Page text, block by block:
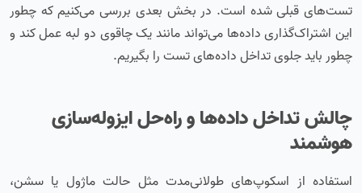
تست‌های قبلی شده است. در بخش بعدی بررسی می‌کنیم که چطور
این اشتراک‌گذاری داده‌ها می‌تواند مانند یک چاقوی دو لبه عمل کند و
چطور باید جلوی تداخل داده‌های تست را بگیریم.
چالش تداخل داده‌ها و راه‌حل ایزوله‌سازی
هوشمند
استفاده از اسکوپ‌های طولانی‌مدت مثل حالت ماژول یا سشن،